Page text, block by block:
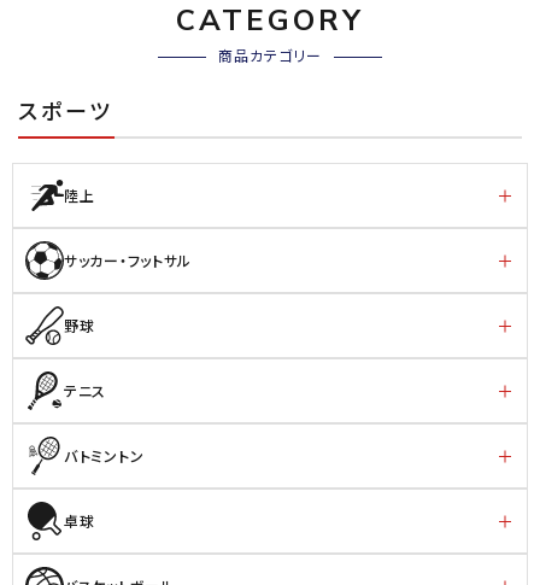
CATEGORY
商品カテゴリー
スポーツ
陸上
サッカー・フットサル
野球
テニス
バトミントン
卓球